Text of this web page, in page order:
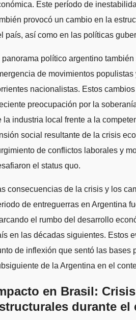
Este período de
provocó un cambio en la
país, así como en las políticas
panorama político argentino
de movimientos
nacionalistas. Estos
preocupación por la
la industria local frente a la
social resultante de la crisis
de conflictos laborales y
el status quo.
consecuencias de la crisis y los
de entreguerras en Argentina
el rumbo del desarrollo
en las décadas siguientes. Estos
de inflexión que sentó las bases
de la Argentina en el
en Brasil:
durante el